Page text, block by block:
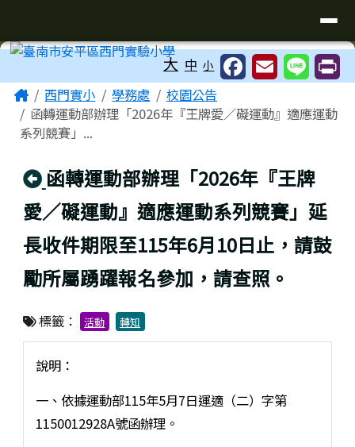
工具列 大 中 小
主內容區域
Home西門實小 學務處
校園公告
函轉運動部辦理「2026年『王牌愛／礙運動』適應運動
系列競賽」...
回上頁
函轉運動部辦理「2026年『王牌
愛／礙運動』適應運動系列競賽」延
長收件期限至115年6月10日止，請鼓
勵所屬踴躍報名參加，請查照。
標籤： 活動 轉知
說明：
一、依據運動部115年5月7日運適（二）字第
1150012928A號函辦理。
頁尾區域